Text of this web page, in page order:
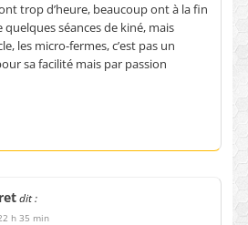
trop d’heure, beaucoup ont à la fin
séances de kiné, mais
les micro-fermes, c’est pas un
sa facilité mais par passion
dit :
h 35 min